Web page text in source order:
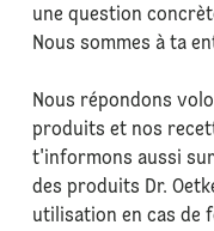
une question
Nous sommes à ta
Nous répondons
produits et nos
t'informons aussi
des produits Dr.
utilisation en cas de